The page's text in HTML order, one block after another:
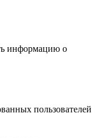
информацию о
пользователей